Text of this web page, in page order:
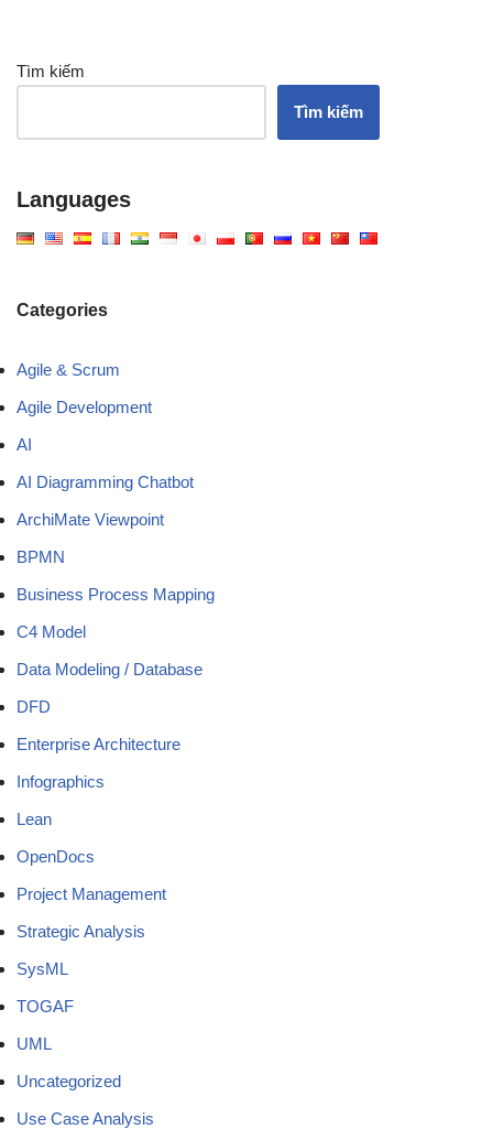
Tìm kiếm
Tìm kiếm
Languages
Categories
Agile & Scrum
Agile Development
AI
AI Diagramming Chatbot
ArchiMate Viewpoint
BPMN
Business Process Mapping
C4 Model
Data Modeling / Database
DFD
Enterprise Architecture
Infographics
Lean
OpenDocs
Project Management
Strategic Analysis
SysML
TOGAF
UML
Uncategorized
Use Case Analysis